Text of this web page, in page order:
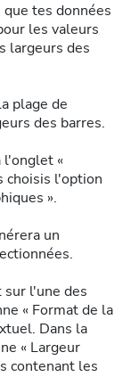
tes données
les valeurs
largeurs des
plage de
des barres.
l'onglet «
choisis l'option
».
un
l'une des
« Format de la
Dans la
« Largeur
contenant les